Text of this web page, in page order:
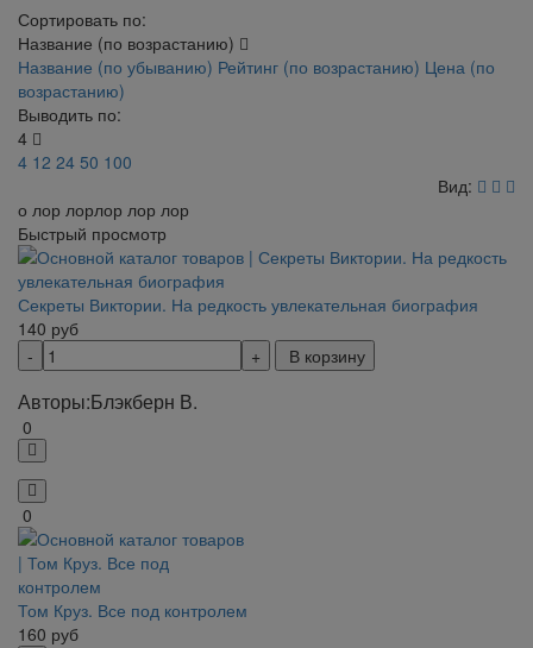
Сортировать по:
Название (по возрастанию)
Название (по убыванию) Рейтинг (по возрастанию) Цена (по
возрастанию)
Выводить по:
4
4 12 24 50 100
Вид:
о лор лорлор лор лор
Быстрый просмотр
Секреты Виктории. На редкость увлекательная биография
140 руб
В корзину
Авторы:Блэкберн В.
0
0
Том Круз. Все под контролем
160 руб